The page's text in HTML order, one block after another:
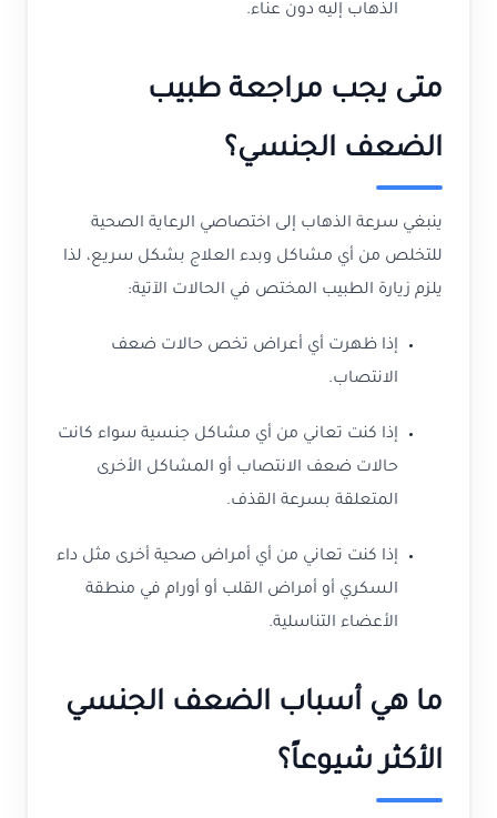
الذهاب إليه دون عناء.
متى يجب مراجعة طبيب
الضعف الجنسي؟
ينبغي سرعة الذهاب إلى اختصاصي الرعاية الصحية
للتخلص من أي مشاكل وبدء العلاج بشكل سريع، لذا
يلزم زيارة الطبيب المختص في الحالات الآتية:
إذا ظهرت أي أعراض تخص حالات ضعف
الانتصاب.
إذا كنت تعاني من أي مشاكل جنسية سواء كانت
حالات ضعف الانتصاب أو المشاكل الأخرى
المتعلقة بسرعة القذف.
إذا كنت تعاني من أي أمراض صحية أخرى مثل داء
السكري أو أمراض القلب أو أورام في منطقة
الأعضاء التناسلية.
ما هي أسباب الضعف الجنسي
الأكثر شيوعاً؟